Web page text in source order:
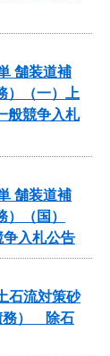
舗装道補
）（一）上
般競争入札
舗装道補
（国）
入札公告
石流対策砂
務） 除石